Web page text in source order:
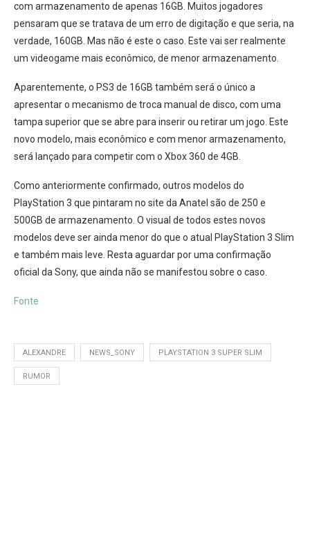
com armazenamento de apenas 16GB. Muitos jogadores
pensaram que se tratava de um erro de digitação e que seria, na
verdade, 160GB. Mas não é este o caso. Este vai ser realmente
um videogame mais econômico, de menor armazenamento.
Aparentemente, o PS3 de 16GB também será o único a
apresentar o mecanismo de troca manual de disco, com uma
tampa superior que se abre para inserir ou retirar um jogo. Este
novo modelo, mais econômico e com menor armazenamento,
será lançado para competir com o Xbox 360 de 4GB.
Como anteriormente confirmado, outros modelos do
PlayStation 3 que pintaram no site da Anatel são de 250 e
500GB de armazenamento. O visual de todos estes novos
modelos deve ser ainda menor do que o atual PlayStation 3 Slim
e também mais leve. Resta aguardar por uma confirmação
oficial da Sony, que ainda não se manifestou sobre o caso.
Fonte
ALEXANDRE NEWS_SONY PLAYSTATION 3 SUPER SLIM
RUMOR